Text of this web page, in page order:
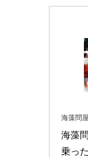
海藻問屋
海藻
乗っ